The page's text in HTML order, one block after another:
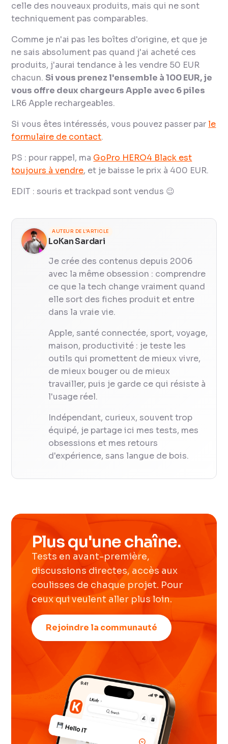
celle des nouveaux produits, mais qui ne sont
techniquement pas comparables.
Comme je n'ai pas les boîtes d'origine, et que je
ne sais absolument pas quand j'ai acheté ces
produits, j'aurai tendance à les vendre 50 EUR
chacun.Si vous prenez l'ensemble à 100 EUR, je
vous offre deux chargeurs Apple avec 6 piles
LR6 Apple rechargeables.
Si vous êtes intéressés, vous pouvez passer parle
formulaire de contact.
PS : pour rappel, ma GoPro HERO4 Black est
toujours à vendre, et je baisse le prix à 400 EUR.
EDIT : souris et trackpad sont vendus 😉
AUTEUR DE L'ARTICLE
LoKan Sardari
Je crée des contenus depuis 2006
avec la même obsession : comprendre
ce que la tech change vraiment quand
elle sort des fiches produit et entre
dans la vraie vie.
Apple, santé connectée, sport, voyage,
maison, productivité : je teste les
outils qui promettent de mieux vivre,
de mieux bouger ou de mieux
travailler, puis je garde ce qui résiste à
l'usage réel.
Indépendant, curieux, souvent trop
équipé, je partage ici mes tests, mes
obsessions et mes retours
d'expérience, sans langue de bois.
Plus qu'une chaîne.
Tests en avant-première,
discussions directes, accès aux
coulisses de chaque projet. Pour
ceux qui veulent aller plus loin.
Rejoindre la communauté